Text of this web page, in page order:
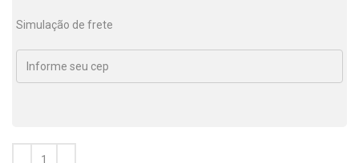
Simulação de frete